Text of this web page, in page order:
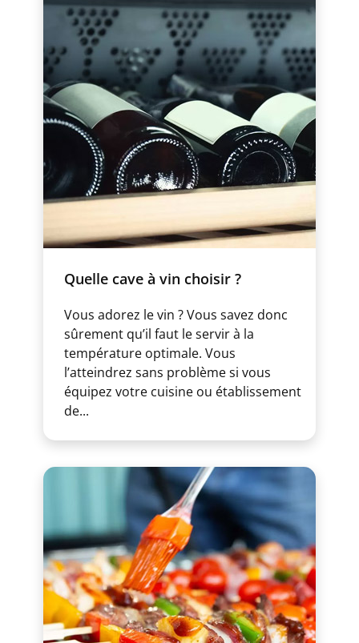
Quelle cave à vin choisir ?
Vous adorez le vin ? Vous savez donc
sûrement qu’il faut le servir à la
température optimale. Vous
l’atteindrez sans problème si vous
équipez votre cuisine ou établissement
de...